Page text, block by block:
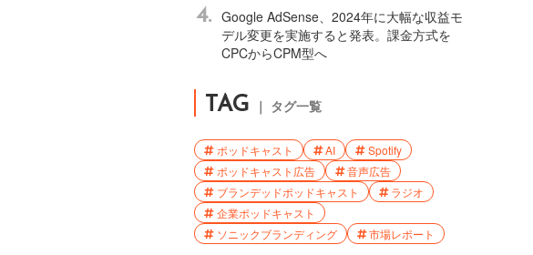
4. Google AdSense、2024年に大幅な収益モ
デル変更を実施すると発表。課金方式を
CPCからCPM型へ
TAG ｜ タグ一覧
ポッドキャスト AI
Spotify
ポッドキャスト広告
音声広告
ブランデッドポッドキャスト
ラジオ
企業ポッドキャスト
ソニックブランディング
市場レポート